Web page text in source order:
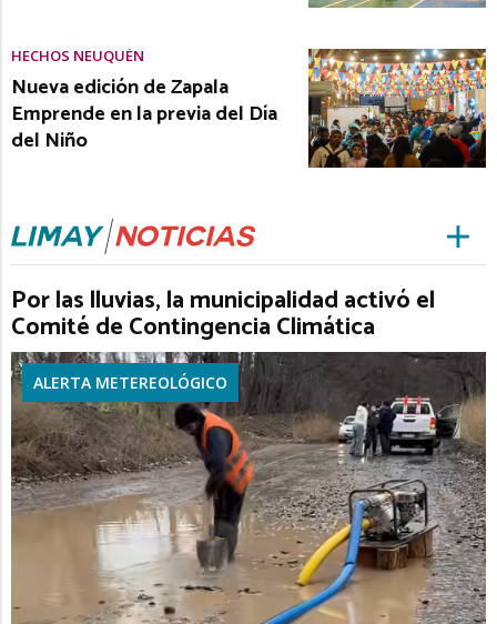
HECHOS NEUQUÉN
Nueva edición de Zapala
Emprende en la previa del Día
del Niño
Por las lluvias, la municipalidad activó el
Comité de Contingencia Climática
ALERTA METEREOLÓGICO